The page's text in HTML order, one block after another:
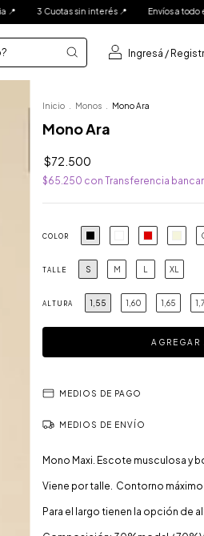
Envíos a todo el país 📍 10% OFF
Ingresá /
Inicio Monos Mono Ara
Mono Ara
$72.500
$65.250 con Transferencia
COLOR
TALLE S M L XL
ALTURA 1,55 1,60 1,65
MEDIOS DE PAGO
MEDIOS DE ENVÍO
Mono Maxi. Escote musculosa y
Viene por talle. Contorno máximo
Para el largo tienen la opción de